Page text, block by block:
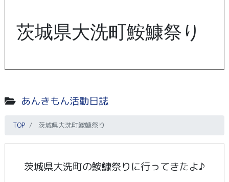
茨城県大洗町鮟鱇祭り
あんきもん活動日誌
TOP 茨城県大洗町鮟鱇祭り
茨城県大洗町の鮟鱇祭りに行ってきたよ♪